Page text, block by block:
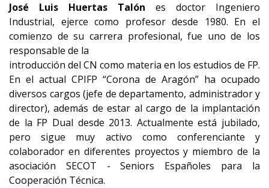
José Luis Huertas Talón es doctor Ingeniero
Industrial, ejerce como profesor desde 1980. En el
comienzo de su carrera profesional, fue uno de los
responsable de la
introducción del CN como materia en los estudios de FP.
En el actual CPIFP “Corona de Aragón” ha ocupado
diversos cargos (jefe de departamento, administrador y
director), además de estar al cargo de la implantación
de la FP Dual desde 2013. Actualmente está jubilado,
pero sigue muy activo como conferenciante y
colaborador en diferentes proyectos y miembro de la
asociación SECOT - Seniors Españoles para la
Cooperación Técnica.